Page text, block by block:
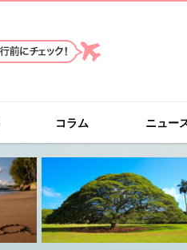
コラム ニュー